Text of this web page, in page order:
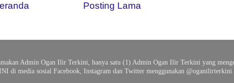
Posting Lama
Admin Ogan Ilir Terkini, hanya satu (1) Admin Ogan Ilir Terkini yang
di media sosial Facebook, Instagram dan Twitter menggunakan @oganilirterkini